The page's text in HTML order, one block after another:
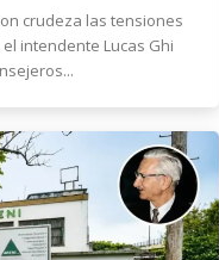
crudeza las tensiones
intendente Lucas Ghi